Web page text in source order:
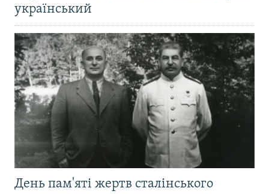
український
День пам'яті жертв сталінського